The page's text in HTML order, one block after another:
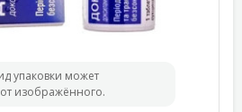
упаковки может
от изображённого.